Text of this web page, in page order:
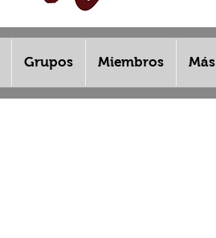
Grupos Miembros Más